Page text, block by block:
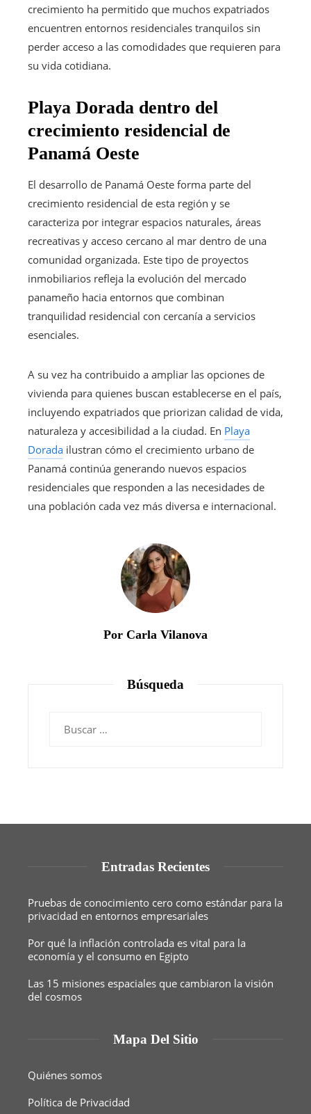
crecimiento ha permitido que muchos expatriados
encuentren entornos residenciales tranquilos sin
perder acceso a las comodidades que requieren para
su vida cotidiana.
Playa Dorada dentro del
crecimiento residencial de
Panamá Oeste
El desarrollo de Panamá Oeste forma parte del
crecimiento residencial de esta región y se
caracteriza por integrar espacios naturales, áreas
recreativas y acceso cercano al mar dentro de una
comunidad organizada. Este tipo de proyectos
inmobiliarios refleja la evolución del mercado
panameño hacia entornos que combinan
tranquilidad residencial con cercanía a servicios
esenciales.
A su vez ha contribuido a ampliar las opciones de
vivienda para quienes buscan establecerse en el país,
incluyendo expatriados que priorizan calidad de vida,
naturaleza y accesibilidad a la ciudad. En Playa
Dorada ilustran cómo el crecimiento urbano de
Panamá continúa generando nuevos espacios
residenciales que responden a las necesidades de
una población cada vez más diversa e internacional.
Por Carla Vilanova
Búsqueda
Entradas Recientes
Pruebas de conocimiento cero como estándar para la
privacidad en entornos empresariales
Por qué la inflación controlada es vital para la
economía y el consumo en Egipto
Las 15 misiones espaciales que cambiaron la visión
del cosmos
Mapa Del Sitio
Quiénes somos
Política de Privacidad